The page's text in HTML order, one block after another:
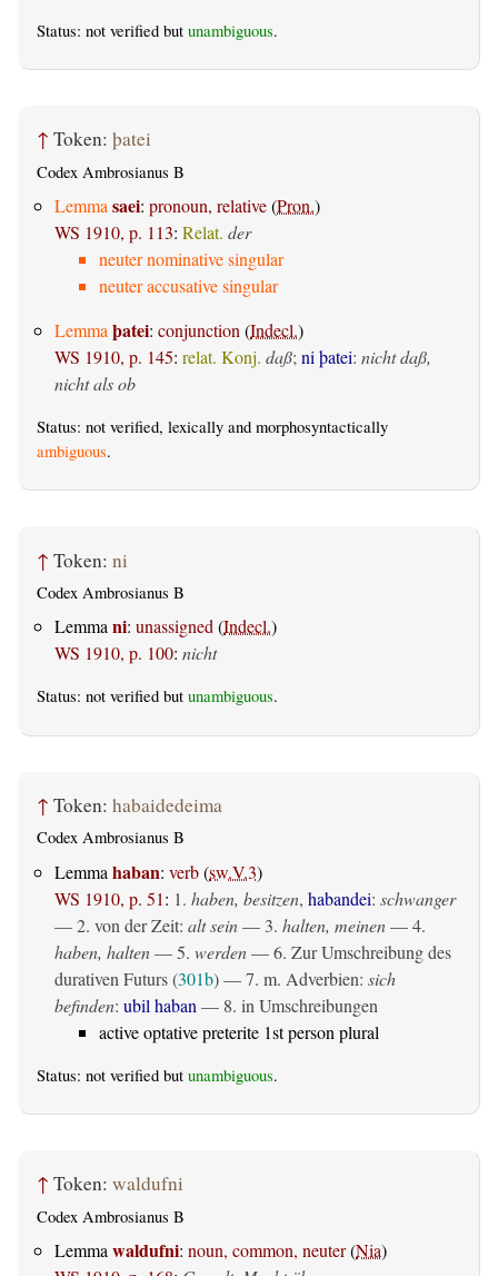
Status: not verified but unambiguous.
↑ Token: þatei
Codex Ambrosianus B
Lemma saei: pronoun, relative(Pron.)
WS 1910, p. 113: Relat. der
neuter nominative singular
neuter accusative singular
Lemma þatei: conjunction (Indecl.)
WS 1910, p. 145: relat. Konj. daß; ni þatei: nicht daß,
nicht als ob
Status: not verified, lexically and morphosyntactically
ambiguous.
↑ Token: ni
Codex Ambrosianus B
Lemmani: unassigned(Indecl.)
WS 1910, p. 100: nicht
Status: not verified but unambiguous.
↑ Token: habaidedeima
Codex Ambrosianus B
Lemma haban: verb(sw.V.3)
WS 1910, p. 51: 1. haben, besitzen, habandei: schwanger
— 2. von der Zeit: alt sein— 3. halten, meinen— 4.
haben, halten— 5. werden— 6. Zur Umschreibung des
durativen Futurs (301b) — 7. m. Adverbien: sich
befinden: ubil haban — 8. in Umschreibungen
active optative preterite 1st person plural
Status: not verified but unambiguous.
↑ Token: waldufni
Codex Ambrosianus B
Lemma waldufni: noun, common, neuter(Nia)